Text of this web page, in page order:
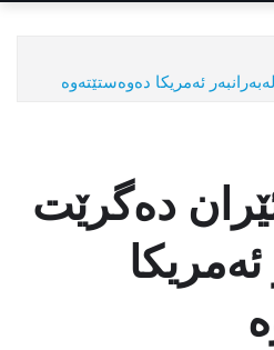
ئەمریکا دەوەستێتەوە
دەگرێت